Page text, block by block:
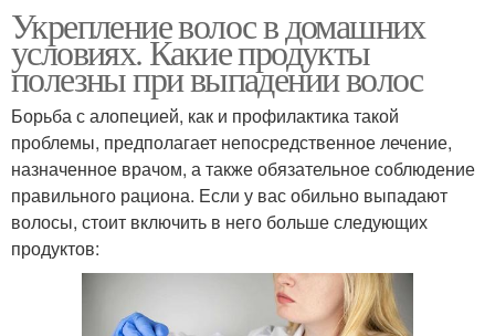
Укрепление волос в домашних
условиях. Какие продукты
полезны при выпадении волос
Борьба с алопецией, как и профилактика такой
проблемы, предполагает непосредственное лечение,
назначенное врачом, а также обязательное соблюдение
правильного рациона. Если у вас обильно выпадают
волосы, стоит включить в него больше следующих
продуктов: